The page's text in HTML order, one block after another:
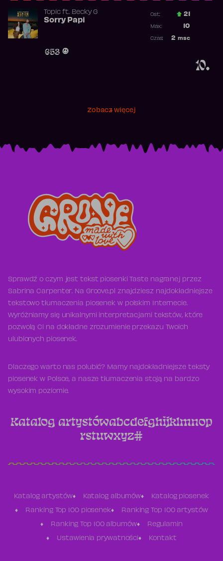
10.
Topicft. Becky G
Sorry Papi
653
Ost.: 21
10
Max:
2 msc
Czas:
Zobacz więcej
Sprawdź o czym jest tekst piosenki Taste nagranej przez
Sabrina Carpenter. Na Groove.pl znajdziesz najdokładniejsze
tekstowo tłumaczenia piosenek w polskim Internecie.
Wyróżniamy się unikalnymi interpretacjami tekstów, które
pozwolą Ci na dokładne zrozumienie przekazu Twoich
ulubionych piosenek.
Dlaczego warto nas polubić? Mamy najdokładniejsze teksty
piosenek w Polsce, a nasze tłumaczenia stoją na bardzo
wysokim poziomie.
Katalog artystówabcdefghijklmnop
rstuwxyz#
Katalog artystów Katalog albumów Katalog piosenek
Ranking Top 100 piosenek Ranking Top 100 artystów
Ranking Top 100 albumów Regulamin
Ustawienia prywatności Kontakt